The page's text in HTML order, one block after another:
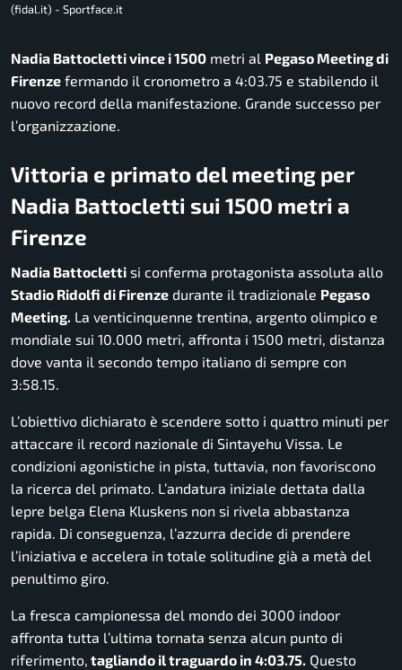
(fidal.it) - Sportface.it
Nadia Battocletti vince i 1500 metri al Pegaso Meeting di
Firenze fermando il cronometro a 4:03.75 e stabilendo il
nuovo record della manifestazione. Grande successo per
l’organizzazione.
Vittoria e primato del meeting per
Nadia Battocletti sui 1500 metri a
Firenze
Nadia Battocletti si conferma protagonista assoluta allo
Stadio Ridolfi di Firenze durante il tradizionale Pegaso
Meeting. La venticinquenne trentina, argento olimpico e
mondiale sui 10.000 metri, affronta i 1500 metri, distanza
dove vanta il secondo tempo italiano di sempre con
3:58.15.
L’obiettivo dichiarato è scendere sotto i quattro minuti per
attaccare il record nazionale di Sintayehu Vissa. Le
condizioni agonistiche in pista, tuttavia, non favoriscono
la ricerca del primato. L’andatura iniziale dettata dalla
lepre belga Elena Kluskens non si rivela abbastanza
rapida. Di conseguenza, l’azzurra decide di prendere
l’iniziativa e accelera in totale solitudine già a metà del
penultimo giro.
La fresca campionessa del mondo dei 3000 indoor
affronta tutta l’ultima tornata senza alcun punto di
riferimento, tagliando il traguardo in 4:03.75. Questo